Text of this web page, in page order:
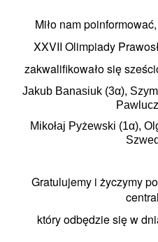
Miło nam
XXVII Olimpiady
zakwalifikowało się
Jakub Banasiuk (3α),
Mikołaj Pyżewski (1α),
Gratulujemy i życzymy
który odbędzie się w